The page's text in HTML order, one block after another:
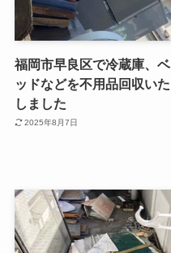
福岡市早良区で冷蔵庫、ベ
ッドなどを不用品回収いた
しました
2025年8月7日